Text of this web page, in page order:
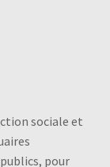
sociale et
pour